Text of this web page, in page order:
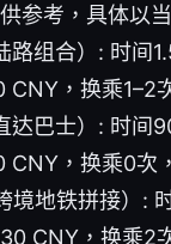
参考，具体以当
路组合）: 时间
CNY，换乘1–2
达巴士）: 时间
CNY，换乘0次
境地铁拼接）:
CNY，换乘2